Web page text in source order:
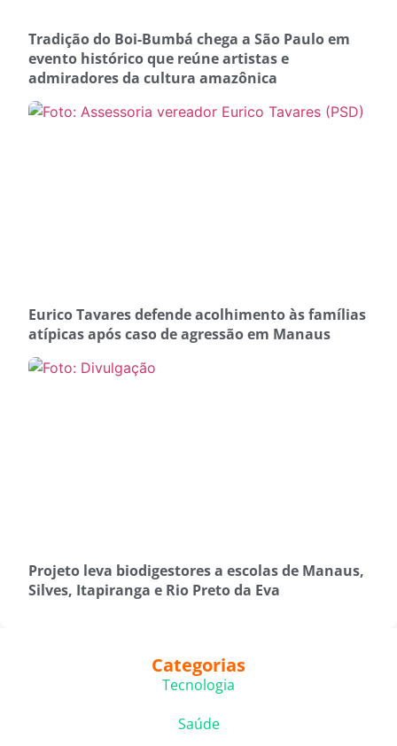
Tradição do Boi-Bumbá chega a São Paulo em
evento histórico que reúne artistas e
admiradores da cultura amazônica
Eurico Tavares defende acolhimento às famílias
atípicas após caso de agressão em Manaus
Projeto leva biodigestores a escolas de Manaus,
Silves, Itapiranga e Rio Preto da Eva
Categorias
Tecnologia
Saúde